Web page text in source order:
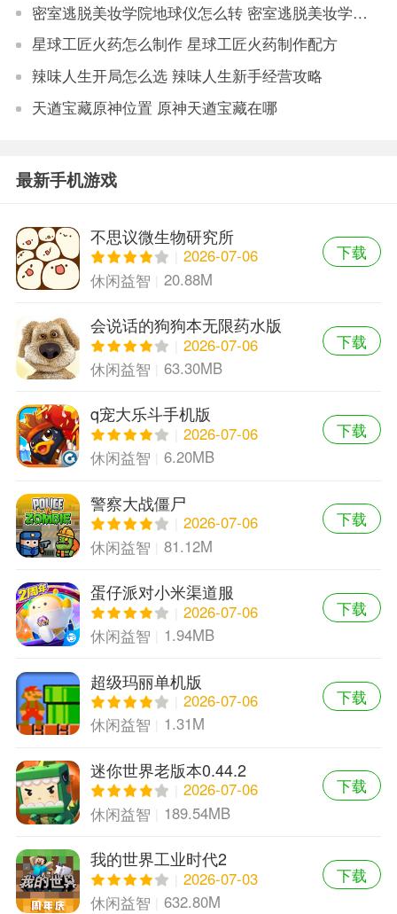
密室逃脱美妆学院地球仪怎么转 密室逃脱美妆学院地球仪玩法
星球工匠火药怎么制作 星球工匠火药制作配方
辣味人生开局怎么选 辣味人生新手经营攻略
天遒宝藏原神位置 原神天遒宝藏在哪
最新手机游戏
不思议微生物研究所
2026-07-06
休闲益智
20.88M
下载
会说话的狗狗本无限药水版
2026-07-06
休闲益智
63.30MB
下载
q宠大乐斗手机版
2026-07-06
休闲益智
6.20MB
下载
警察大战僵尸
2026-07-06
休闲益智
81.12M
下载
蛋仔派对小米渠道服
2026-07-06
休闲益智
1.94MB
下载
超级玛丽单机版
2026-07-06
休闲益智
1.31M
下载
迷你世界老版本0.44.2
2026-07-06
休闲益智
189.54MB
下载
我的世界工业时代2
2026-07-03
休闲益智
632.80M
下载